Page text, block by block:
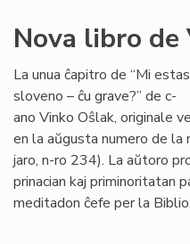
Nova libro
La unua ĉapitro de “Mi estas
sloveno – ĉu grave?” de c-
ano Vinko Oŝlak, originale
en la aŭgusta numero de la
jaro, n-ro 234). La aŭtoro
prinacian kaj priminoritatan
meditadon ĉefe per la Biblio.